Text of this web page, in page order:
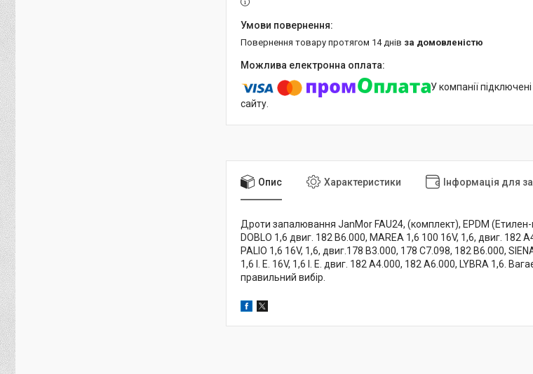
повернення товару протягом 14 днів за домовленістю
У компанії
сайту.
Опис Характеристики Інформація для
Дроти запалювання JanMor FAU24, (комплект), EPDM
DOBLO 1,6 двиг. 182 B6.000, MAREA 1,6 100 16V, 1,6, двиг.
PALIO 1,6 16V, 1,6, двиг.178 B3.000, 178 C7.098, 182 B6.000,
1,6 I. E. 16V, 1,6 I. E. двиг. 182 A4.000, 182 A6.000, LYBRA 1,6.
правильний вибір.